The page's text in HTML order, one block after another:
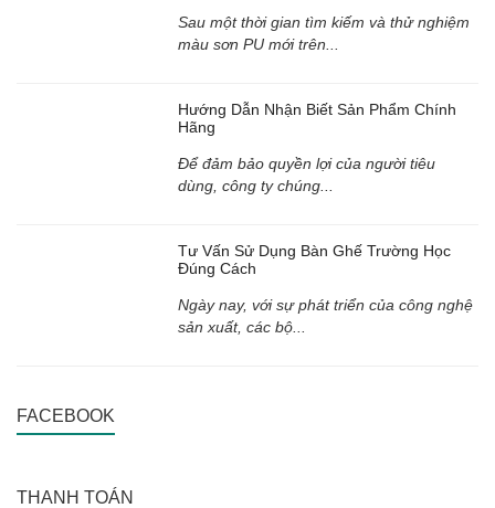
Sau một thời gian tìm kiếm và thử nghiệm
màu sơn PU mới trên...
Hướng Dẫn Nhận Biết Sản Phẩm Chính
Hãng
Để đảm bảo quyền lợi của người tiêu
dùng, công ty chúng...
Tư Vấn Sử Dụng Bàn Ghế Trường Học
Đúng Cách
Ngày nay, với sự phát triển của công nghệ
sản xuất, các bộ...
FACEBOOK
THANH TOÁN